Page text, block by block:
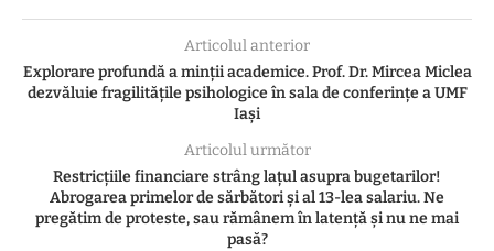
Articolul anterior
Explorare profundă a minții academice. Prof. Dr. Mircea Miclea
dezvăluie fragilitățile psihologice în sala de conferințe a UMF
Iași
Articolul următor
Restricțiile financiare strâng lațul asupra bugetarilor!
Abrogarea primelor de sărbători și al 13-lea salariu. Ne
pregătim de proteste, sau rămânem în latență și nu ne mai
pasă?